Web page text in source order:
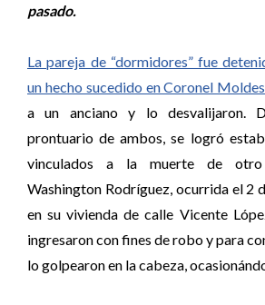
pasado.
La pareja de “dormidores” fue
un hecho sucedido en Coronel Moldes
a un anciano y lo desvalijaron.
prontuario de ambos, se logró
vinculados a la muerte de otro
Washington Rodríguez, ocurrida el 2
en su vivienda de calle Vicente
ingresaron con fines de robo y para
lo golpearon en la cabeza,